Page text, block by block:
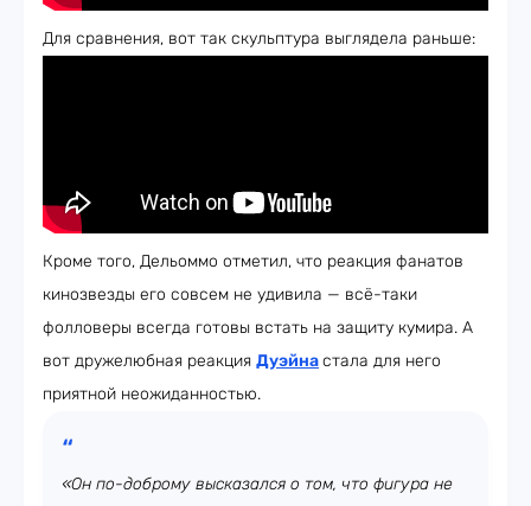
Для сравнения, вот так скульптура выглядела раньше:
Кроме того, Дельоммо отметил, что реакция фанатов
кинозвезды его совсем не удивила — всё-таки
фолловеры всегда готовы встать на защиту кумира. А
вот дружелюбная реакция Дуэйнастала для него
приятной неожиданностью.
«Он по-доброму высказался о том, что фигура не